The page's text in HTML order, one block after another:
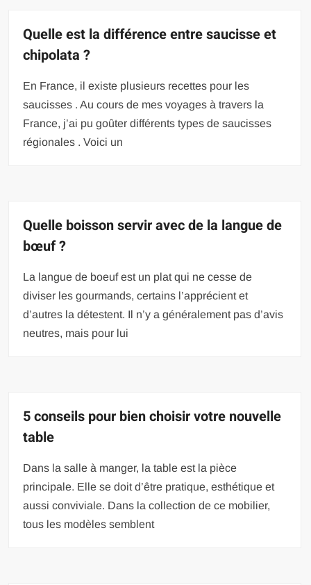
Quelle est la différence entre saucisse et
chipolata ?
En France, il existe plusieurs recettes pour les
saucisses . Au cours de mes voyages à travers la
France, j’ai pu goûter différents types de saucisses
régionales . Voici un
Quelle boisson servir avec de la langue de
bœuf ?
La langue de boeuf est un plat qui ne cesse de
diviser les gourmands, certains l’apprécient et
d’autres la détestent. Il n’y a généralement pas d’avis
neutres, mais pour lui
5 conseils pour bien choisir votre nouvelle
table
Dans la salle à manger, la table est la pièce
principale. Elle se doit d’être pratique, esthétique et
aussi conviviale. Dans la collection de ce mobilier,
tous les modèles semblent